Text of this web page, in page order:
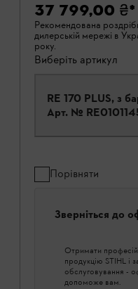
37 799,00 ₴*
Рекомендована
дилерській мережі в
року.
Виберіть артикул
RE 170 PLUS, з
Арт. №
Порівняти
Зверніться до
Отримати
продукцію STIHL і
обслуговування -
допоможе вам.